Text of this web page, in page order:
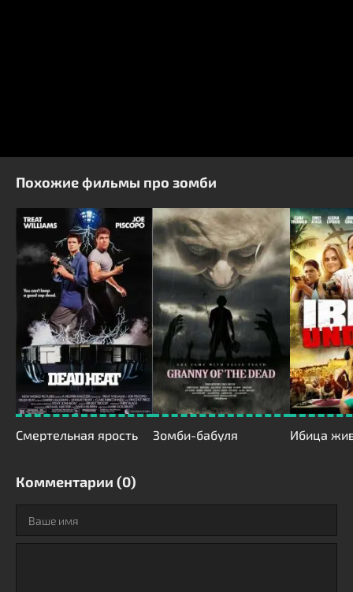
Похожие фильмы про зомби
Смертельная ярость Зомби-бабуля
Комментарии (0)